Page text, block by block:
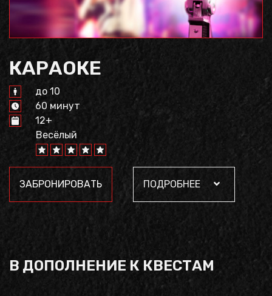
КАРАОКЕ
до 10
60 минут
12+
Весёлый
ЗАБРОНИРОВАТЬ ПОДРОБНЕЕ
В ДОПОЛНЕНИЕ К КВЕСТАМ